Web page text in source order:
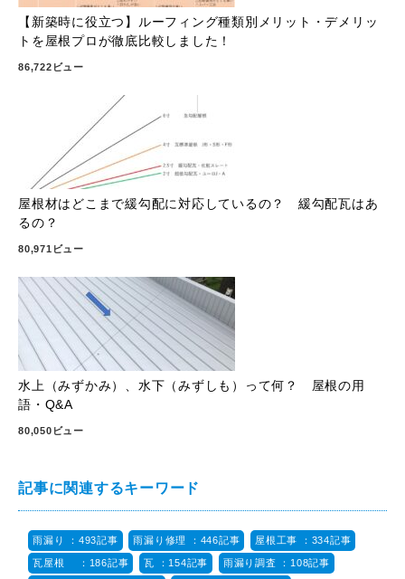
【新築時に役立つ】ルーフィング種類別メリット・デメリッ
トを屋根プロが徹底比較しました！
86,722ビュー
屋根材はどこまで緩勾配に対応しているの？ 緩勾配瓦はあ
るの？
80,971ビュー
水上（みずかみ）、水下（みずしも）って何？ 屋根の用
語・Q&A
80,050ビュー
記事に関連するキーワード
雨漏り ：493記事 雨漏り修理 ：446記事 屋根工事 ：334記事
瓦屋根 ：186記事 瓦 ：154記事 雨漏り調査 ：108記事